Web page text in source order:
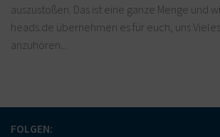
auszustoßen. Das ist eine ganze Menge und
heads.de übernehmen es für euch, uns
anzuhören...
FOLGEN: